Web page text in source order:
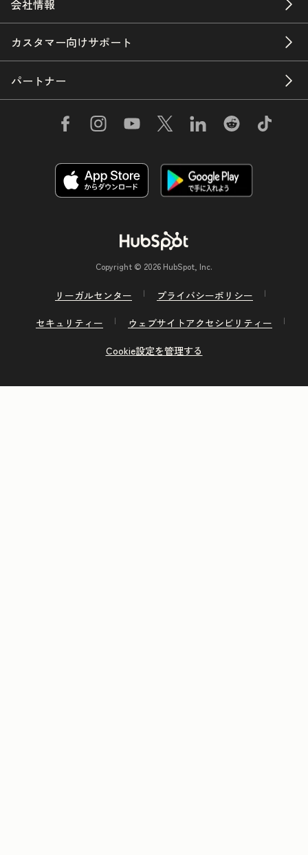
会社情報
カスタマー向けサポート
パートナー
Copyright © 2026 HubSpot, Inc.
リーガルセンター
プライバシーポリシー
セキュリティー
ウェブサイトアクセシビリティー
Cookie設定を管理する